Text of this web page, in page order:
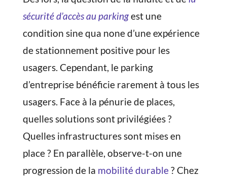
sécurité d’accès au parkingest une
condition sine qua none d’une expérience
de stationnement positive pour les
usagers. Cependant, le parking
d’entreprise bénéficie rarement à tous les
usagers. Face à la pénurie de places,
quelles solutions sont privilégiées ?
Quelles infrastructures sont mises en
place ? En parallèle, observe-t-on une
progression de la mobilité durable? Chez